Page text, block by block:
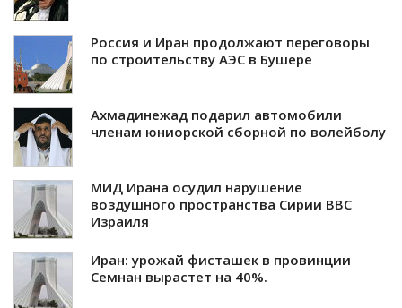
Россия и Иран продолжают переговоры
по строительству АЭС в Бушере
Ахмадинежад подарил автомобили
членам юниорской сборной по волейболу
МИД Ирана осудил нарушение
воздушного пространства Сирии ВВС
Израиля
Иран: урожай фисташек в провинции
Семнан вырастет на 40%.